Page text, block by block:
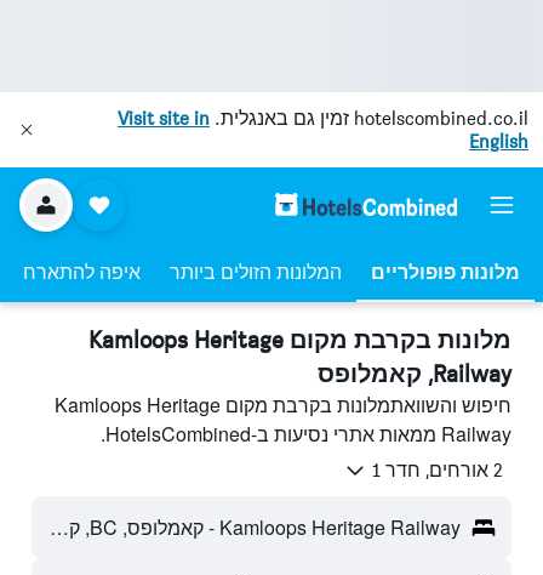
hotelscombined.co.il זמין גם באנגלית. Visit site in
English
מלונות פופולריים המלונות הזולים ביותר איפה להתארח
מלונות בקרבת מקום Kamloops Heritage
Railway, קאמלופס
חיפוש והשוואתמלונות בקרבת מקום Kamloops Heritage
Railway ממאות אתרי נסיעות ב-HotelsCombined.
2 אורחים, חדר 1
Kamloops Heritage Railway - קאמלופס, BC, קנדה